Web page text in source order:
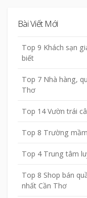
Bài Viết Mới
Top 9 Khách sạn
biết
Top 7 Nhà hàng,
Thơ
Top 14 Vườn trái
Top 8 Trường
Top 4 Trung tâm
Top 8 Shop bán
nhất Cần Thơ